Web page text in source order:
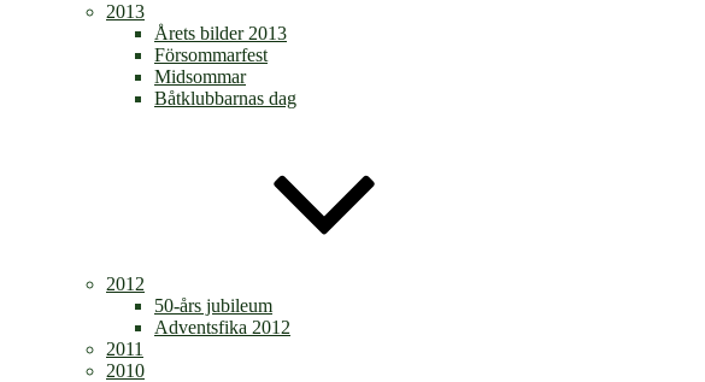
2013
Årets bilder 2013
Försommarfest
Midsommar
Båtklubbarnas dag
2012
50-års jubileum
Adventsfika 2012
2011
2010